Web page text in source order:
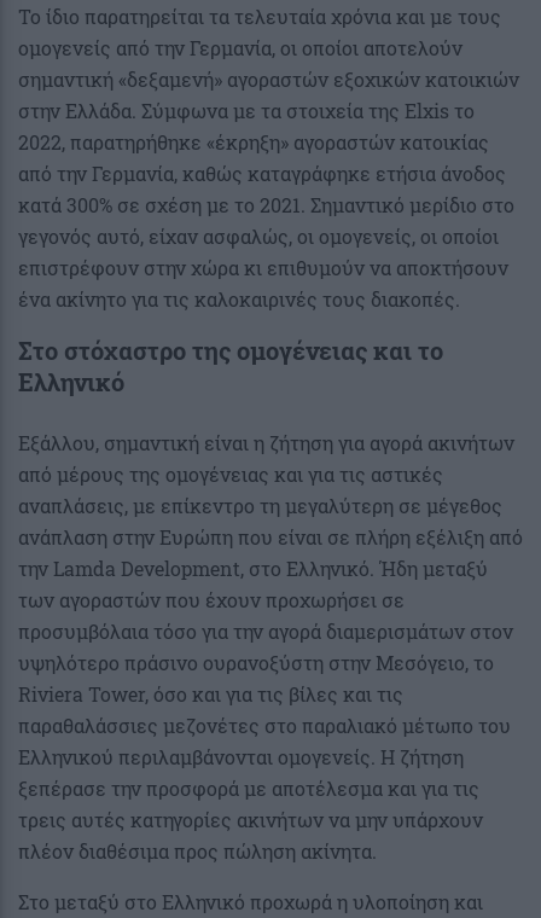
Το ίδιο παρατηρείται τα τελευταία χρόνια και με τους
ομογενείς από την Γερμανία, οι οποίοι αποτελούν
σημαντική «δεξαμενή» αγοραστών εξοχικών κατοικιών
στην Ελλάδα. Σύμφωνα με τα στοιχεία της Elxis το
2022, παρατηρήθηκε «έκρηξη» αγοραστών κατοικίας
από την Γερμανία, καθώς καταγράφηκε ετήσια άνοδος
κατά 300% σε σχέση με το 2021. Σημαντικό μερίδιο στο
γεγονός αυτό, είχαν ασφαλώς, οι ομογενείς, οι οποίοι
επιστρέφουν στην χώρα κι επιθυμούν να αποκτήσουν
ένα ακίνητο για τις καλοκαιρινές τους διακοπές.
Στο στόχαστρο της ομογένειας και το
Ελληνικό
Εξάλλου, σημαντική είναι η ζήτηση για αγορά ακινήτων
από μέρους της ομογένειας και για τις αστικές
αναπλάσεις, με επίκεντρο τη μεγαλύτερη σε μέγεθος
ανάπλαση στην Ευρώπη που είναι σε πλήρη εξέλιξη από
την Lamda Development, στο Ελληνικό. Ήδη μεταξύ
των αγοραστών που έχουν προχωρήσει σε
προσυμβόλαια τόσο για την αγορά διαμερισμάτων στον
υψηλότερο πράσινο ουρανοξύστη στην Μεσόγειο, το
Riviera Tower, όσο και για τις βίλες και τις
παραθαλάσσιες μεζονέτες στο παραλιακό μέτωπο του
Ελληνικού περιλαμβάνονται ομογενείς. Η ζήτηση
ξεπέρασε την προσφορά με αποτέλεσμα και για τις
τρεις αυτές κατηγορίες ακινήτων να μην υπάρχουν
πλέον διαθέσιμα προς πώληση ακίνητα.
Στο μεταξύ στο Ελληνικό προχωρά η υλοποίηση και